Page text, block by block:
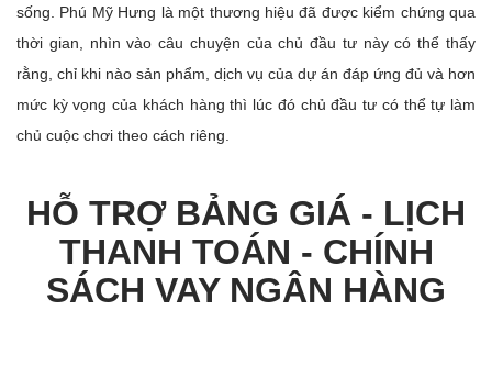
sống. Phú Mỹ Hưng là một thương hiệu đã được kiểm chứng qua
thời gian, nhìn vào câu chuyện của chủ đầu tư này có thể thấy
rằng, chỉ khi nào sản phẩm, dịch vụ của dự án đáp ứng đủ và hơn
mức kỳ vọng của khách hàng thì lúc đó chủ đầu tư có thể tự làm
chủ cuộc chơi theo cách riêng.
HỖ TRỢ BẢNG GIÁ - LỊCH
THANH TOÁN - CHÍNH
SÁCH VAY NGÂN HÀNG